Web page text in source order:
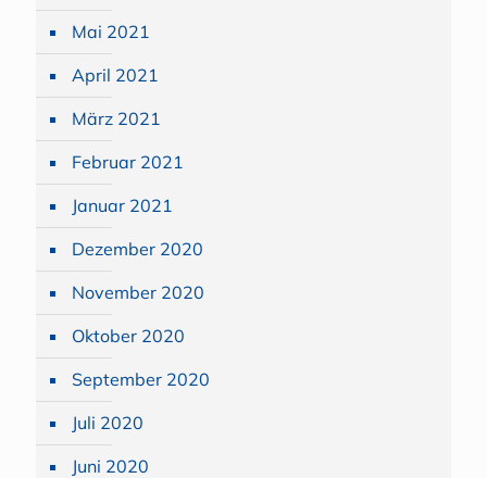
Mai 2021
April 2021
März 2021
Februar 2021
Januar 2021
Dezember 2020
November 2020
Oktober 2020
September 2020
Juli 2020
Juni 2020